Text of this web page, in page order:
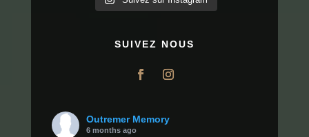
SUIVEZ NOUS
Outremer Memory
6 months ago